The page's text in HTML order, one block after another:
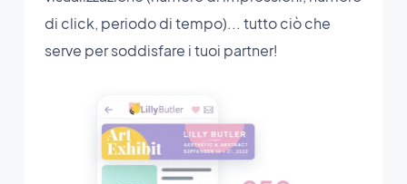
di click, periodo di tempo)... tutto ciò che
serve per soddisfare i tuoi partner!